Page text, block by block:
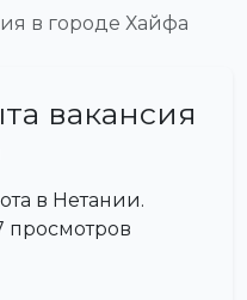
в городе Хайфа
вакансия
в Нетании.
просмотров